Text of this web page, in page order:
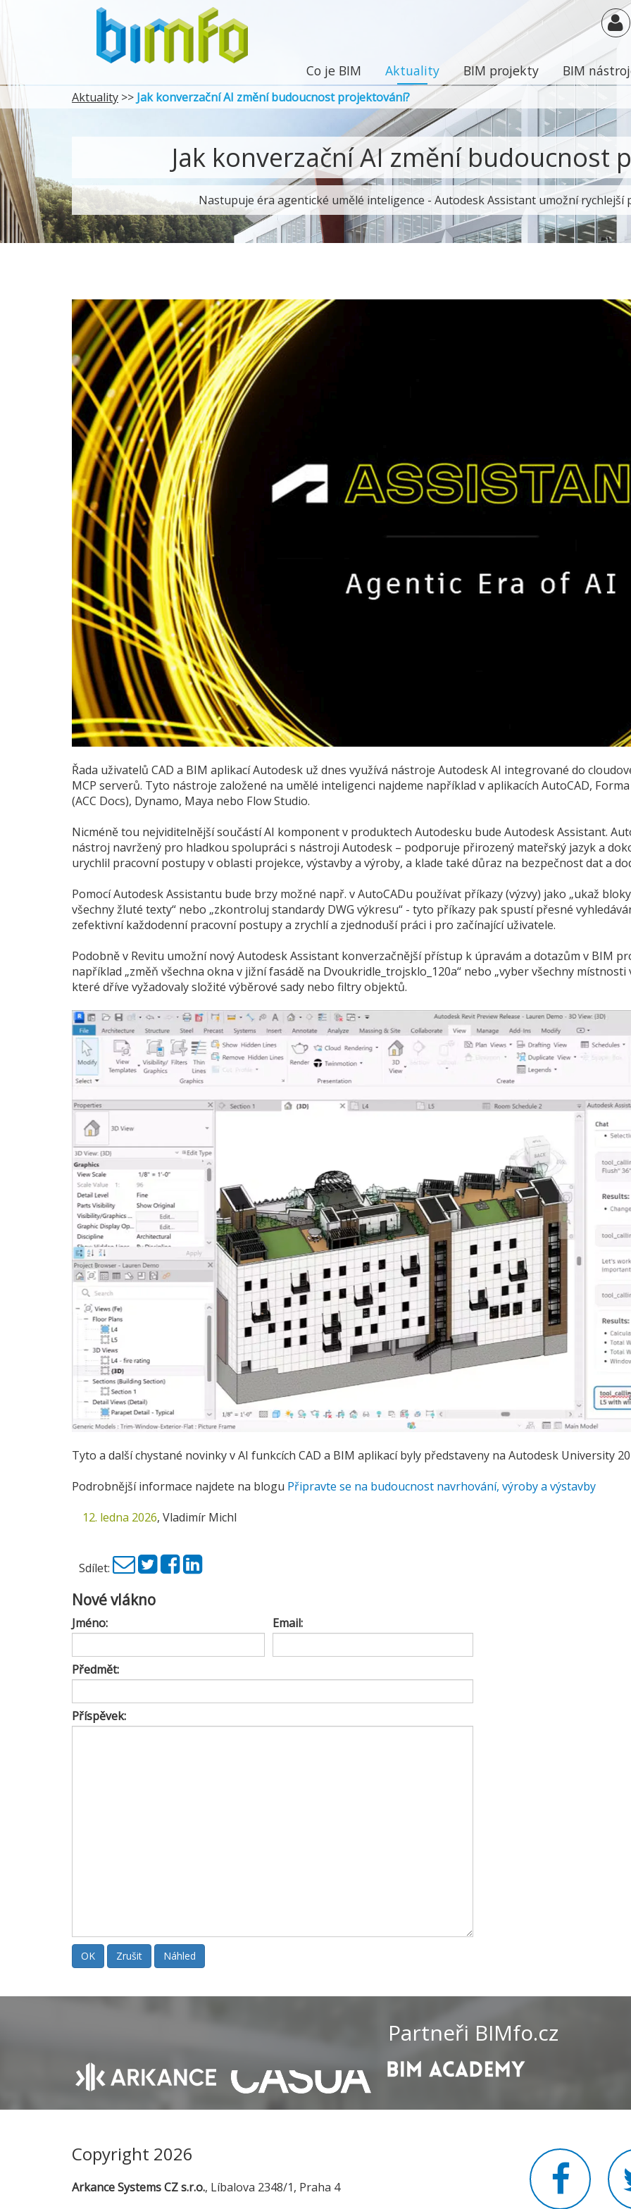
Co je BIM Aktuality BIM projekty BIM
Aktuality >> Jak konverzační AI změní budoucnost projektování?
Jak konverzační AI změní budoucnost
Nastupuje éra agentické umělé inteligence - Autodesk Assistant umožní
Řada uživatelů CAD a BIM aplikací Autodesk už dnes využívá nástroje Autodesk AI integrované do
MCP serverů. Tyto nástroje založené na umělé inteligenci najdeme například v aplikacích AutoCAD,
(ACC Docs), Dynamo, Maya nebo Flow Studio.
Nicméně tou nejviditelnější součástí AI komponent v produktech Autodesku bude Autodesk Assistant.
nástroj navržený pro hladkou spolupráci s nástroji Autodesk – podporuje přirozený mateřský jazyk a
urychlil pracovní postupy v oblasti projekce, výstavby a výroby, a klade také důraz na bezpečnost dat a
Pomocí Autodesk Assistantu bude brzy možné např. v AutoCADu používat příkazy (výzvy) jako „ukaž
všechny žluté texty“ nebo „zkontroluj standardy DWG výkresu“ - tyto příkazy pak spustí přesné
zefektivní každodenní pracovní postupy a zrychlí a zjednoduší práci i pro začínající uživatele.
Podobně v Revitu umožní nový Autodesk Assistant konverzačnější přístup k úpravám a dotazům v BIM
například „změň všechna okna v jižní fasádě na Dvoukridle_trojsklo_120a“ nebo „vyber všechny místnosti
které dříve vyžadovaly složité výběrové sady nebo filtry objektů.
Tyto a další chystané novinky v AI funkcích CAD a BIM aplikací byly představeny na Autodesk University
Podrobnější informace najdete na blogu Připravte se na budoucnost navrhování, výroby a výstavby
12. ledna 2026, Vladimír Michl
Sdílet:
Nové vlákno
Jméno: Email:
Předmět:
Příspěvek:
Partneři BIMfo.cz
Copyright 2026
Arkance Systems CZ s.r.o., Líbalova 2348/1, Praha 4